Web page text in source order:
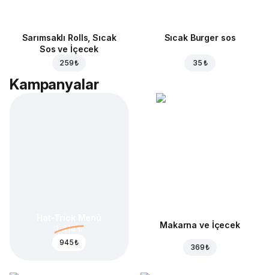
Sarımsaklı Rolls, Sıcak
Sos ve İçecek
259 ₺
Sıcak Burger sos
35 ₺
Kampanyalar
1.414 ₺
945 ₺
Makarna ve İçecek
369 ₺